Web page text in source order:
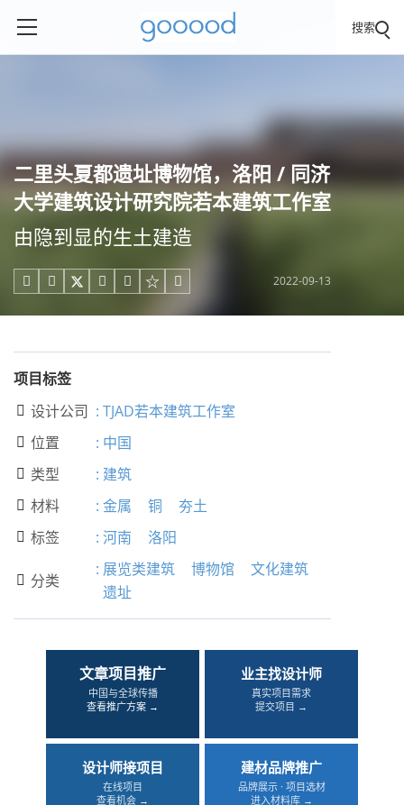
搜索
二里头夏都遗址博物馆，洛阳 / 同济
大学建筑设计研究院若本建筑工作室
由隐到显的生土建造
     2022-09-13
项目标签
 设计公司 : TJAD若本建筑工作室
 位置 : 中国
 类型 : 建筑
 材料 : 金属 铜 夯土
 标签 : 河南 洛阳
 分类
: 展览类建筑 博物馆
文化建筑
遗址
文章项目推广
中国与全球传播
查看推广方案 →
业主找设计师
真实项目需求
提交项目 →
设计师接项目
在线项目
查看机会 →
建材品牌推广
品牌展示 · 项目选材
进入材料库 →